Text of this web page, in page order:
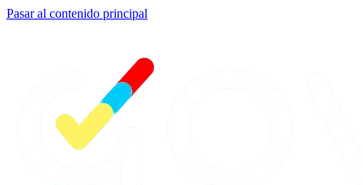
Pasar al contenido principal